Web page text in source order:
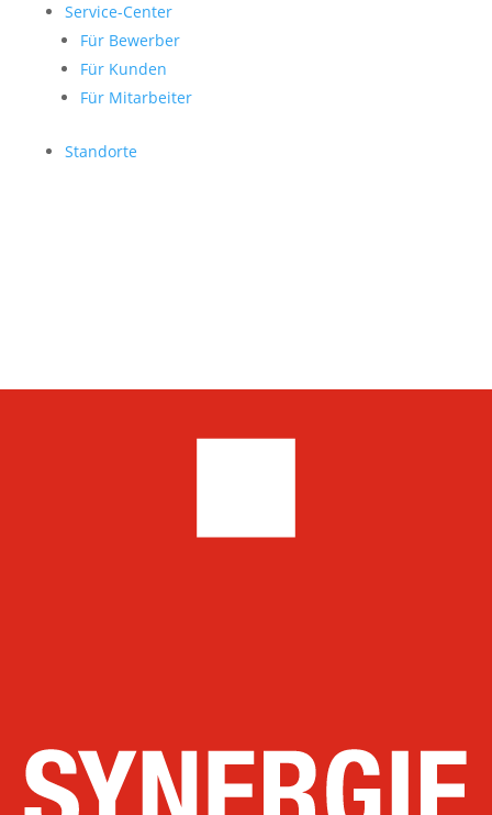
Service-Center
Für Bewerber
Für Kunden
Für Mitarbeiter
Standorte